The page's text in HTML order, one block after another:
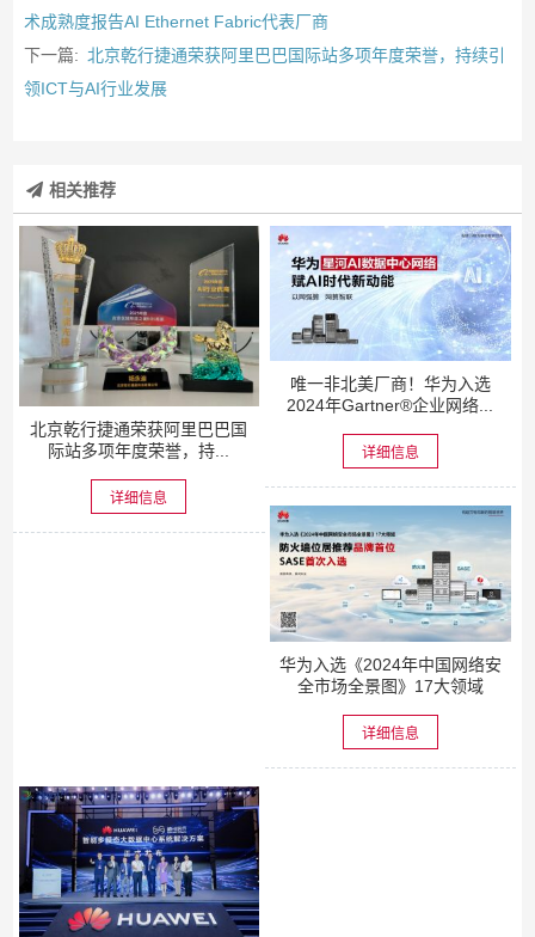
术成熟度报告AI Ethernet Fabric代表厂商
下一篇: 北京乾行捷通荣获阿里巴巴国际站多项年度荣誉，持续引
领ICT与AI行业发展
相关推荐
北京乾行捷通荣获阿里巴巴国
际站多项年度荣誉，持...
详细信息
唯一非北美厂商！华为入选
2024年Gartner®企业网络...
详细信息
华为入选《2024年中国网络安
全市场全景图》17大领域
详细信息